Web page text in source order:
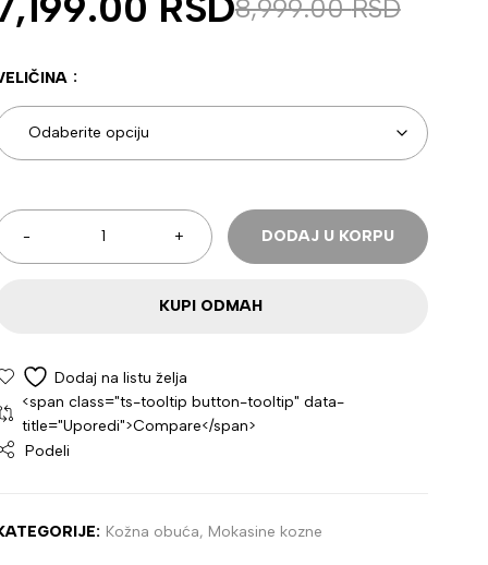
8,999.00RSD
DODAJ U KORPU
KUPI ODMAH
<span class="ts-tooltip button-tooltip" data-
title="Uporedi">Compare</span>
Podeli
Kožna obuća, Mokasine kozne